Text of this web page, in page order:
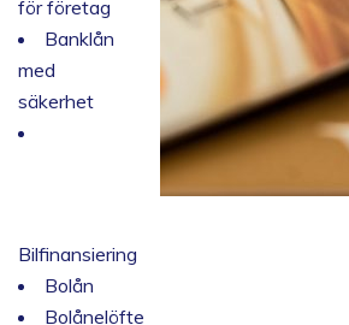
för företag
Banklån
med
säkerhet
Bilfinansiering
Bolån
Bolånelöfte